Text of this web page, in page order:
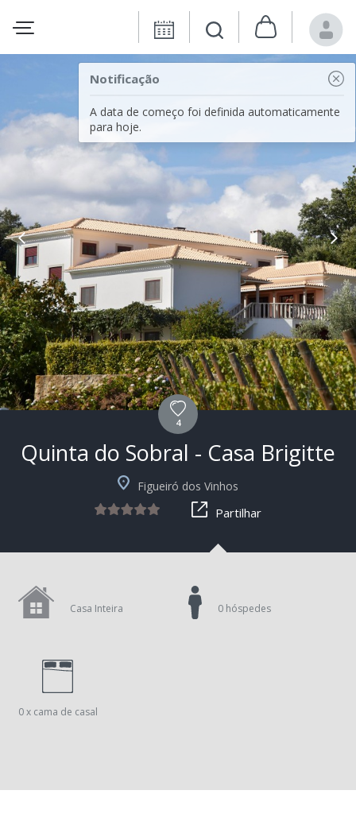
Notificação
A data de começo foi definida automaticamente
para hoje.
4
Quinta do Sobral - Casa Brigitte
Figueiró dos Vinhos
Partilhar
Casa Inteira
0 x cama de casal
0 hóspedes